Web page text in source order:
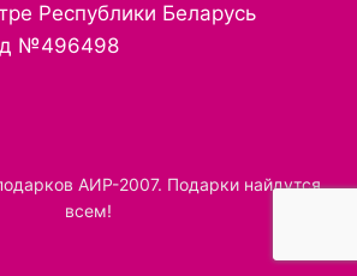
Республики Беларусь
№496498
АИР-2007. Подарки найдутся
всем!